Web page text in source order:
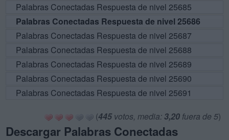
Palabras Conectadas Respuesta de nivel 25685
Palabras Conectadas Respuesta de nivel 25686
Palabras Conectadas Respuesta de nivel 25687
Palabras Conectadas Respuesta de nivel 25688
Palabras Conectadas Respuesta de nivel 25689
Palabras Conectadas Respuesta de nivel 25690
Palabras Conectadas Respuesta de nivel 25691
(445votos, media: 3,20 fuera de 5)
Descargar Palabras Conectadas